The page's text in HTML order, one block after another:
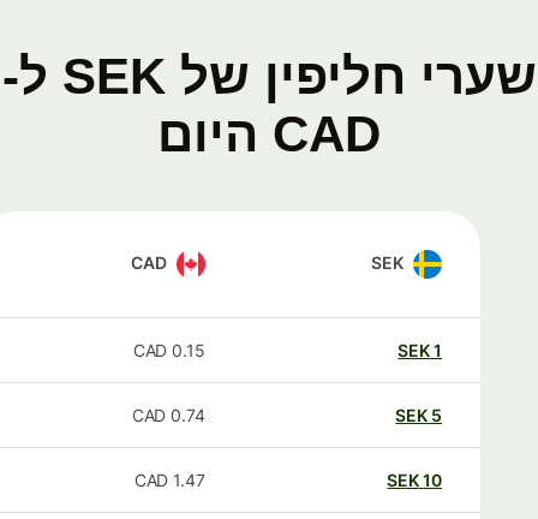
שערי חליפין של SEK ל-
CAD היום
SEK
CAD
SEK
0.15
CAD
SEK
0.74
CAD
SEK
1.47
CAD